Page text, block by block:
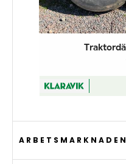
ARBETSMARKNADEN